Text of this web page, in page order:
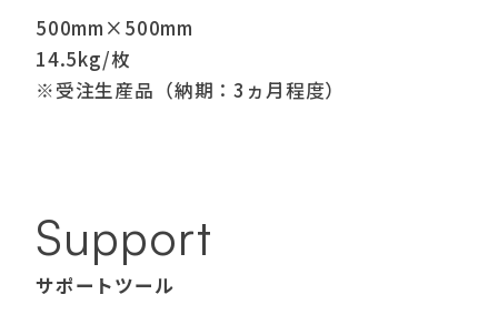
500mm×500mm
14.5kg/枚
※受注生産品（納期：3ヵ月程度）
Support
サポートツール